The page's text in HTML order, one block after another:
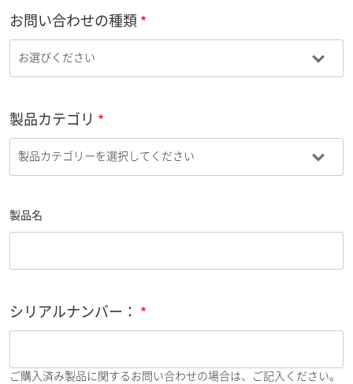
お問い合わせの種類
製品カテゴリ
製品名
シリアルナンバー：
ご購入済み製品に関するお問い合わせの場合は、ご記入ください。